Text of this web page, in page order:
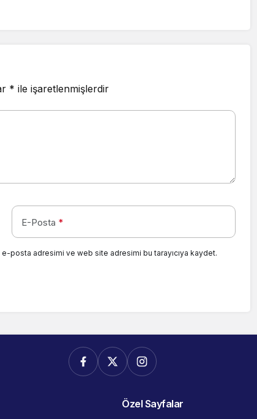
* ile işaretlenmişlerdir
E-Posta *
e-posta adresimi ve web site adresimi bu tarayıcıya kaydet.
Özel Sayfalar